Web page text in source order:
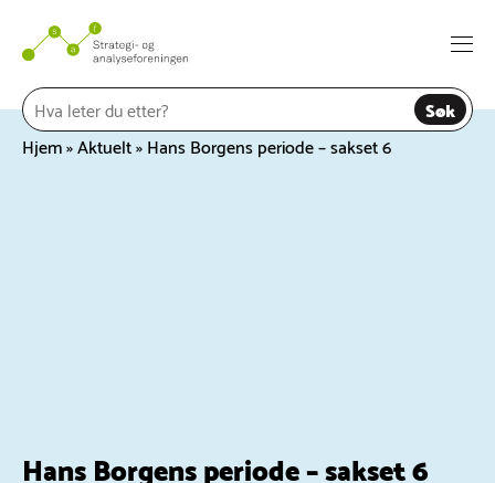
innhold
Søk
Hjem»Aktuelt»Hans Borgens periode – sakset 6
Hans Borgens periode – sakset 6